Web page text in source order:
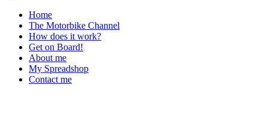
Home
The Motorbike Channel
How does it work?
Get on Board!
About me
My Spreadshop
Contact me